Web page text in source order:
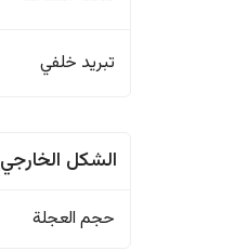
تبريد خلفي
الشكل الخارجي
حجم العجلة